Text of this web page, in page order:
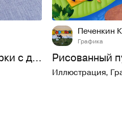
1,4K
ГОСТИНЕЦ | корпоративные подарки с душой
Печенкин
Графика
Рисованный
Иллюстрация,